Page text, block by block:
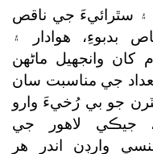
۽ سٿرائيءَ جي ناقص
هوادار ۽
کان وانجهيل ماڻهن
جي مناسبت سان
جو بي رُخيءَ وارو
جيڪي لاهور جي
وارڊن اندر هر